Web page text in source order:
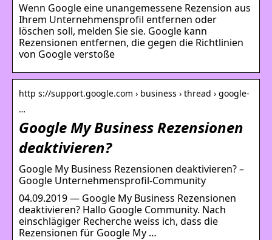
Wenn Google eine unangemessene Rezension aus
Ihrem Unternehmensprofil entfernen oder
löschen soll, melden Sie sie. Google kann
Rezensionen entfernen, die gegen die Richtlinien
von Google verstoße
http s://support.google.com › business › thread › google-
…
Google My Business Rezensionen
deaktivieren?
Google My Business Rezensionen deaktivieren? –
Google Unternehmensprofil-Community
04.09.2019 — Google My Business Rezensionen
deaktivieren? Hallo Google Community. Nach
einschlägiger Recherche weiss ich, dass die
Rezensionen für Google My …